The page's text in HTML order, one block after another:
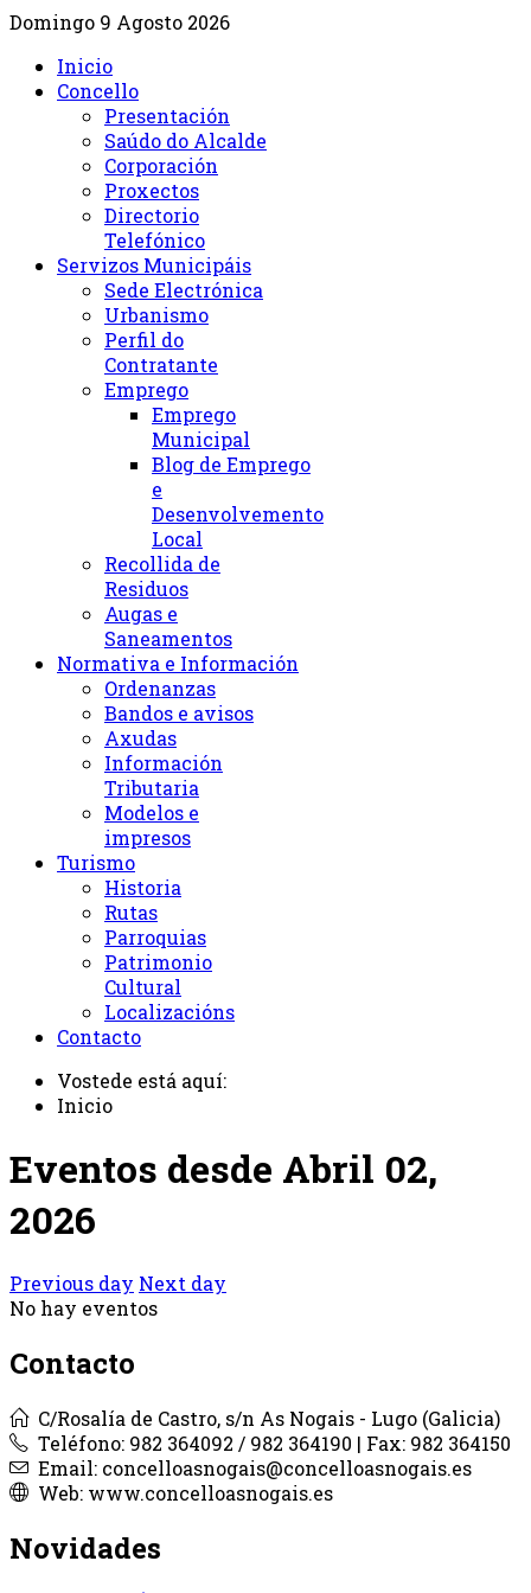
Domingo 9 Agosto 2026
Inicio
Concello
Presentación
Saúdo do Alcalde
Corporación
Proxectos
Directorio
Telefónico
Servizos Municipáis
Sede Electrónica
Urbanismo
Perfil do
Contratante
Emprego
Emprego
Municipal
Blog de Emprego
e
Desenvolvemento
Local
Recollida de
Residuos
Augas e
Saneamentos
Normativa e Información
Ordenanzas
Bandos e avisos
Axudas
Información
Tributaria
Modelos e
impresos
Turismo
Historia
Rutas
Parroquias
Patrimonio
Cultural
Localizacións
Contacto
Vostede está aquí:
Inicio
Eventos desde Abril 02,
2026
Previous day Next day
No hay eventos
Contacto
C/Rosalía de Castro, s/n As Nogais - Lugo (Galicia)
Teléfono: 982 364092 / 982 364190 | Fax: 982 364150
Email: concelloasnogais@concelloasnogais.es
Web: www.concelloasnogais.es
Novidades